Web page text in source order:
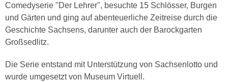
Comedyserie "Der Lehrer", besuchte 15 Schlösser, Burgen
und Gärten und ging auf abenteuerliche Zeitreise durch die
Geschichte Sachsens, darunter auch der Barockgarten
Großsedlitz.
Die Serie entstand mit Unterstützung von Sachsenlotto und
wurde umgesetzt von Museum Virtuell.